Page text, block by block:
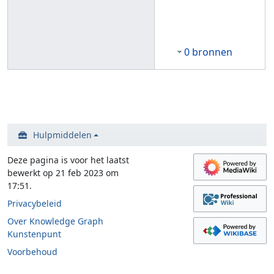
0 bronnen
Hulpmiddelen
Deze pagina is voor het laatst
bewerkt op 21 feb 2023 om
17:51.
Privacybeleid
Over Knowledge Graph
Kunstenpunt
Voorbehoud